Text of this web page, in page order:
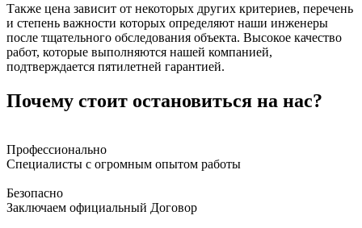
Также цена зависит от некоторых других критериев, перечень
и степень важности которых определяют наши инженеры
после тщательного обследования объекта. Высокое качество
работ, которые выполняются нашей компанией,
подтверждается пятилетней гарантией.
Почему стоит остановиться на нас?
Профессионально
Специалисты с огромным опытом работы
Безопасно
Заключаем официальный Договор